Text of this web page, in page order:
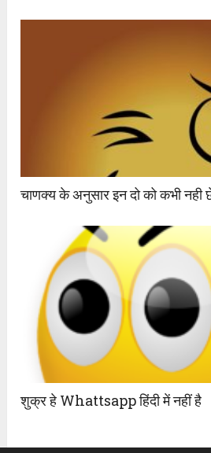
चाणक्य के अनुसार इन दो को कभी नही
शुक्र हे Whattsapp हिंदी में नहीं है